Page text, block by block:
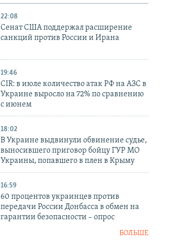
22:08
Сенат США поддержал расширение
санкций против России и Ирана
19:46
CIR: в июле количество атак РФ на АЗС в
Украине выросло на 72% по сравнению
с июнем
18:02
В Украине выдвинули обвинение судье,
выносившего приговор бойцу ГУР МО
Украины, попавшего в плен в Крыму
16:59
60 процентов украинцев против
передачи России Донбасса в обмен на
гарантии безопасности – опрос
БОЛЬШЕ